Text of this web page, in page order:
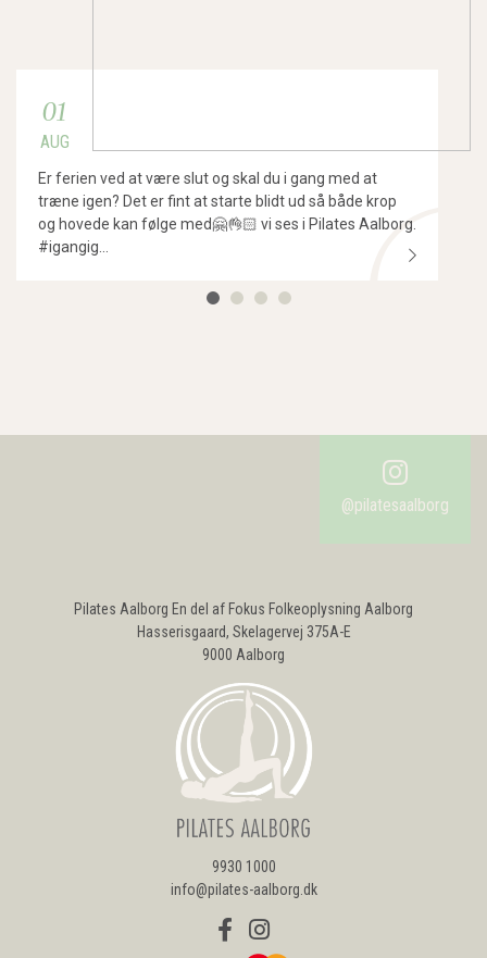
01
AUG
Er ferien ved at være slut og skal du i gang med at
træne igen? Det er fint at starte blidt ud så både krop
og hovede kan følge med🤗👌🏻 vi ses i Pilates Aalborg.
#igangig...
Pilates Aalborg En del af Fokus Folkeoplysning Aalborg
Hasserisgaard, Skelagervej 375A-E
9000 Aalborg
9930 1000
info@pilates-aalborg.dk